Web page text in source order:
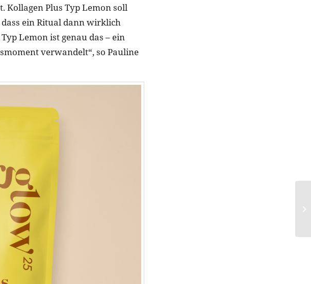
Kollagen Plus Typ Lemon soll
ein Ritual dann wirklich
Lemon ist genau das – ein
verwandelt“, so Pauline